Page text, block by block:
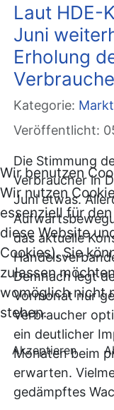
Laut HDE-
Juni
Erholung
Kategorie: Markt
Veröffentlicht:
Die Stimmung
Verbraucher in
Juni etwas.
das aktuelle
Demnach legt
Vormonat nur
Verbraucher
ein deutlicher
Monaten beim
erwarten.
gedämpftes
Wir benutzen
Wir nutzen
essenziell für
diese Website
Cookies). Sie
zulassen
womöglich nicht
stehen.
Akzeptieren